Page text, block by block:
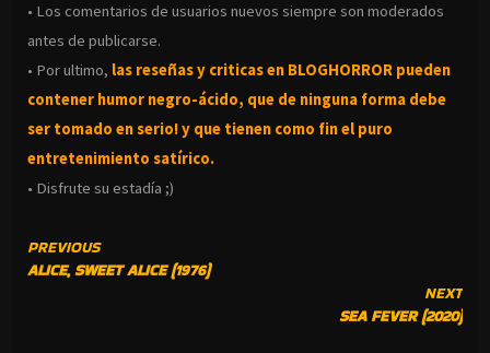
• Los comentarios de usuarios nuevos siempre son moderados
antes de publicarse.
• Por ultimo, las reseñas y criticas en BLOGHORROR pueden
contener humor negro-ácido, que de ninguna forma debe
ser tomado en serio! y que tienen como fin el puro
entretenimiento satírico.
• Disfrute su estadía ;)
CONTINUE
READING
PREVIOUS
ALICE, SWEET ALICE (1976)
NEXT
SEA FEVER (2020)